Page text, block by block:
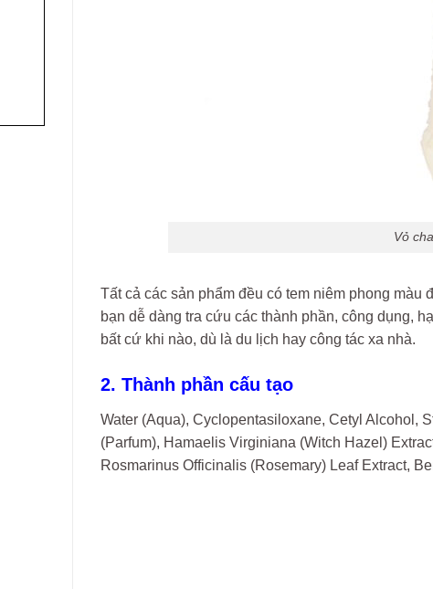
Vỏ
Tất cả các sản phẩm đều có tem niêm phong
bạn dễ dàng tra cứu các thành phần, công dụng,
bất cứ khi nào, dù là du lịch hay công tác xa nhà.
2. Thành phần cấu tạo
Water (Aqua), Cyclopentasiloxane, Cetyl Alcohol,
(Parfum), Hamaelis Virginiana (Witch Hazel)
Rosmarinus Officinalis (Rosemary) Leaf Extract,